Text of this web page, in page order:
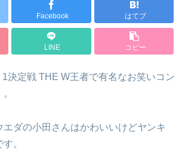
Facebook はてブ
LINE コピー
決定戦 THE W王者で有名なお笑いコン
エダの小田さんはかわいいけどヤンキ
。